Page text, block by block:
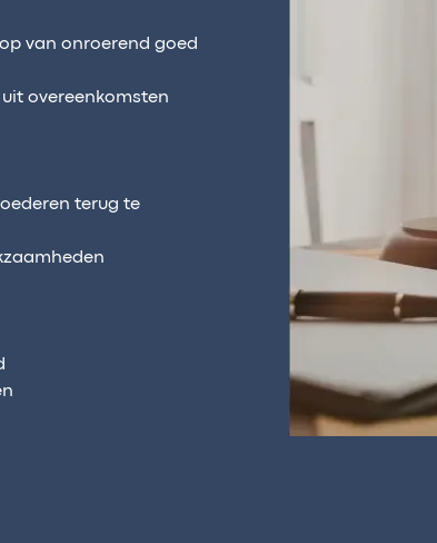
van onroerend goed
overeenkomsten
terug te